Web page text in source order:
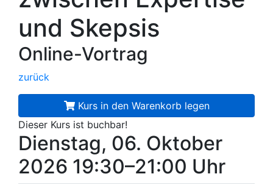
und Skepsis
Online-Vortrag
zurück
Kurs in den Warenkorb legen
Dieser Kurs ist buchbar!
Dienstag, 06. Oktober
2026 19:30–21:00 Uhr